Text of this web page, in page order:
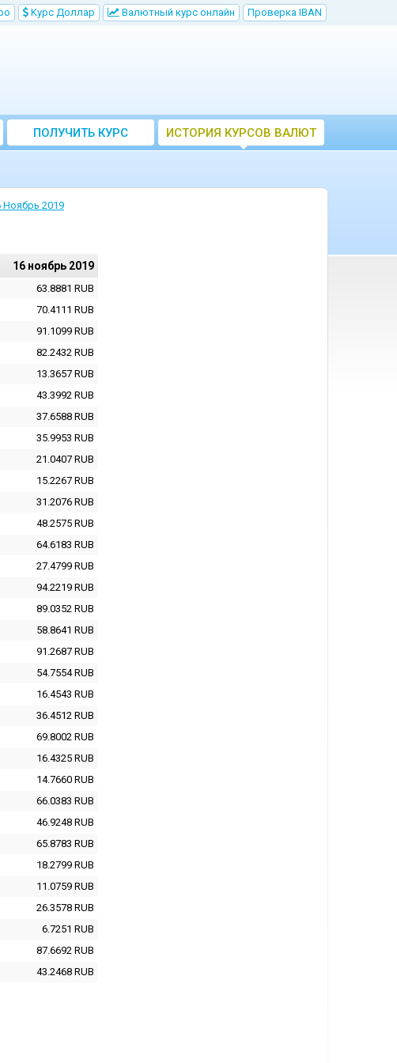
Kурс Доллар Bалютный курс онлайн Проверка IBAN
ПОЛУЧИТЬ КУРС
ВАЛЮТ ЦБ
ИСТОРИЯ КУРСОВ ВАЛЮТ
ЦБ РФ
2019
16 ноябрь 2019
63.8881 RUB
70.4111 RUB
91.1099 RUB
82.2432 RUB
13.3657 RUB
43.3992 RUB
37.6588 RUB
35.9953 RUB
21.0407 RUB
15.2267 RUB
31.2076 RUB
48.2575 RUB
64.6183 RUB
27.4799 RUB
94.2219 RUB
89.0352 RUB
58.8641 RUB
91.2687 RUB
54.7554RUB
16.4543 RUB
36.4512 RUB
69.8002 RUB
16.4325 RUB
14.7660 RUB
66.0383 RUB
46.9248 RUB
65.8783 RUB
18.2799 RUB
11.0759 RUB
26.3578 RUB
6.7251 RUB
87.6692 RUB
43.2468 RUB